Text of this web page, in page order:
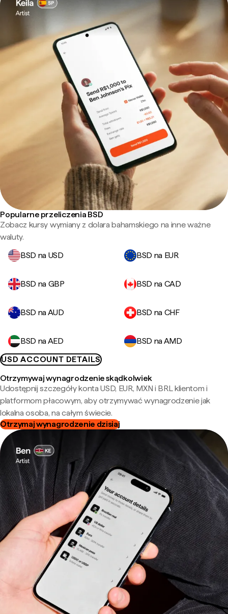
Popularne przeliczenia BSD
Zobacz kursy wymiany z dolara bahamskiego na inne ważne
waluty.
BSD na USD
BSD na EUR
BSD na GBP BSD na CAD
BSD na AUD BSD na CHF
BSD na AED
BSD na AMD
USD ACCOUNT DETAILS
Otrzymywaj wynagrodzenie skądkolwiek
Udostępnij szczegóły konta USD, EUR, MXN i BRL klientom i
platformom płacowym, aby otrzymywać wynagrodzenie jak
lokalna osoba, na całym świecie.
Otrzymaj wynagrodzenie dzisiaj